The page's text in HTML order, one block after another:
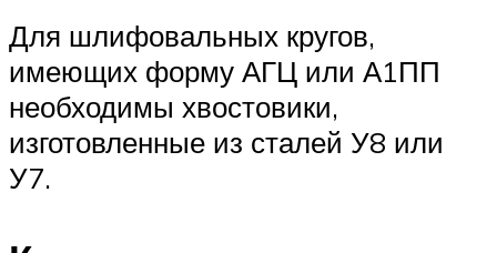
Для шлифовальных кругов,
имеющих форму АГЦ или А1ПП
необходимы хвостовики,
изготовленные из сталей У8 или
У7.